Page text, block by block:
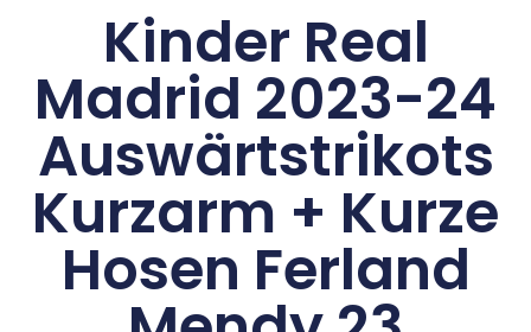
Kinder Real
Madrid 2023-24
Auswärtstrikots
Kurzarm + Kurze
Hosen Ferland